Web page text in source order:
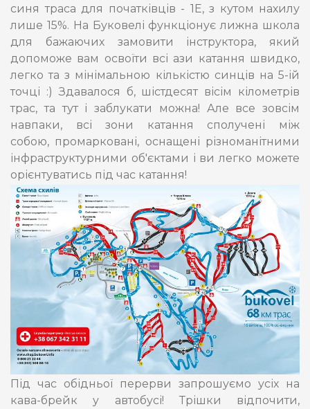
синя траса для початківців - 1Е, з кутом нахилу
лише 15%. На Буковелі функціонує лижна школа
для бажаючих замовити інструктора, який
допоможе вам освоїти всі ази катання швидко,
легко та з мінімальною кількістю синців на 5-ій
точці :) Здавалося б, шістдесят вісім кілометрів
трас, та тут і заблукати можна! Але все зовсім
навпаки, всі зони катання сполучені між
собою, промарковані, оснащені різноманітними
інфраструктурними об'єктами і ви легко можете
орієнтуватись під час катання!
Під час обідньої перерви запрошуємо усіх на
кава-брейк у автобусі! Трішки відпочити,